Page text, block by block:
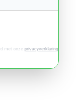
met onze privacyverklaring.